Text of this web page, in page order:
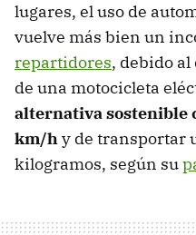
lugares, el uso de
vuelve más bien un
repartidores, debido
de una motocicleta
alternativa sostenible
km/hy de transportar
kilogramos, según su